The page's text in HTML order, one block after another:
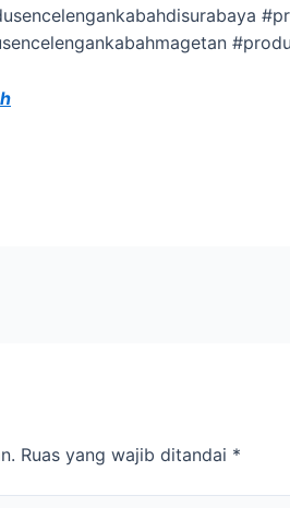
Ruas yang wajib ditandai *